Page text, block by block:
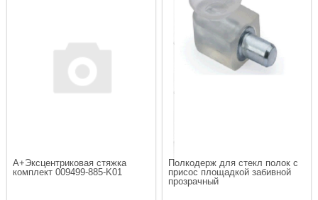
A+Эксцентриковая стяжка
комплект 009499-885-K01
Полкодерж для стекл полок с
присос площадкой забивной
прозрачный